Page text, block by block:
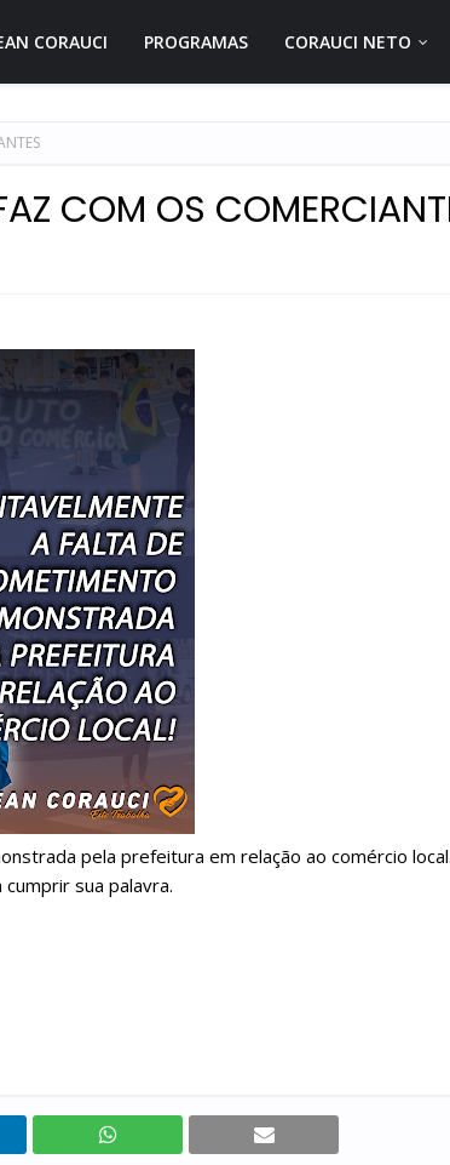
CORAUCI PROGRAMAS CORAUCI NETO
COM OS
pela prefeitura em relação ao comércio
sua palavra.